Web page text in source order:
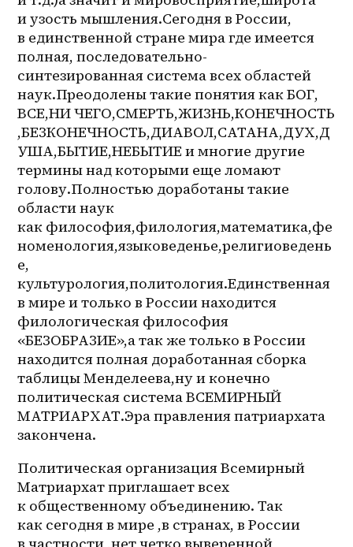
и узость мышления.Сегодня в России,
в единственной стране мира где имеется
полная, последовательно-
синтезированная система всех областей
наук.Преодолены такие понятия как БОГ,
ВСЕ,НИ ЧЕГО,СМЕРТЬ,ЖИЗНЬ,КОНЕЧНОСТЬ
,БЕЗКОНЕЧНОСТЬ,ДИАВОЛ,САТАНА,ДУХ,Д
УША,БЫТИЕ,НЕБЫТИЕ и многие другие
термины над которыми еще ломают
голову.Полностью доработаны такие
области наук
как философия,филология,математика,фе
номенология,языковеденье,религиоведень
е,
культурология,политология.Единственная
в мире и только в России находится
филологическая философия
«БЕЗОБРАЗИЕ»,а так же только в России
находится полная доработанная сборка
таблицы Менделеева,ну и конечно
политическая система ВСЕМИРНЫЙ
МАТРИАРХАТ.Эра правления патриархата
закончена.
Политическая организация Всемирный
Матриархат приглашает всех
к общественному объединению. Так
как сегодня в мире ,в странах, в России